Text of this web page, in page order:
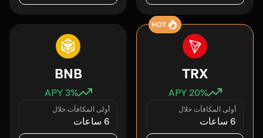
HOT
TRX
20% APY
أولى المكافآت خلال
6 ساعات
BNB
3% APY
أولى المكافآت خلال
6 ساعات